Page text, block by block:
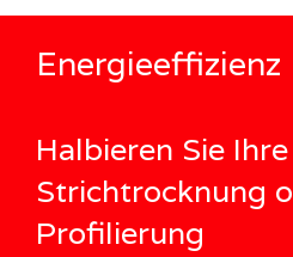
Energieeffizienz
Halbieren Sie
Strichtrocknung
Profilierung